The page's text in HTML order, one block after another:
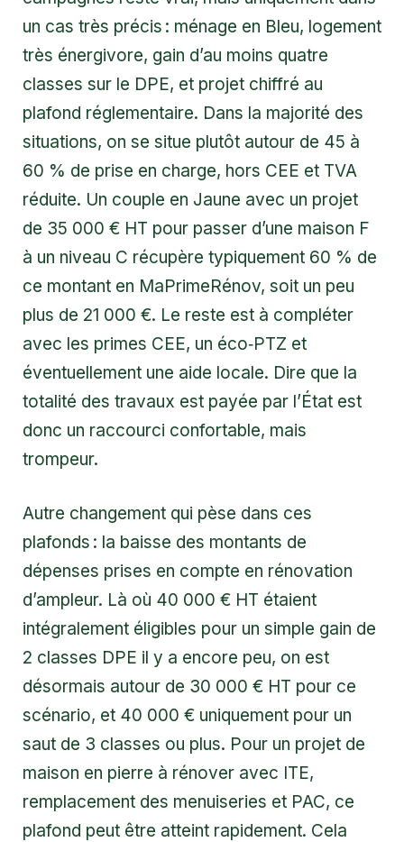
un cas très précis : ménage en Bleu, logement
très énergivore, gain d’au moins quatre
classes sur le DPE, et projet chiffré au
plafond réglementaire. Dans la majorité des
situations, on se situe plutôt autour de 45 à
60 % de prise en charge, hors CEE et TVA
réduite. Un couple en Jaune avec un projet
de 35 000 € HT pour passer d’une maison F
à un niveau C récupère typiquement 60 % de
ce montant en MaPrimeRénov, soit un peu
plus de 21 000 €. Le reste est à compléter
avec les primes CEE, un éco‑PTZ et
éventuellement une aide locale. Dire que la
totalité des travaux est payée par l’État est
donc un raccourci confortable, mais
trompeur.
Autre changement qui pèse dans ces
plafonds : la baisse des montants de
dépenses prises en compte en rénovation
d’ampleur. Là où 40 000 € HT étaient
intégralement éligibles pour un simple gain de
2 classes DPE il y a encore peu, on est
désormais autour de 30 000 € HT pour ce
scénario, et 40 000 € uniquement pour un
saut de 3 classes ou plus. Pour un projet de
maison en pierre à rénover avec ITE,
remplacement des menuiseries et PAC, ce
plafond peut être atteint rapidement. Cela